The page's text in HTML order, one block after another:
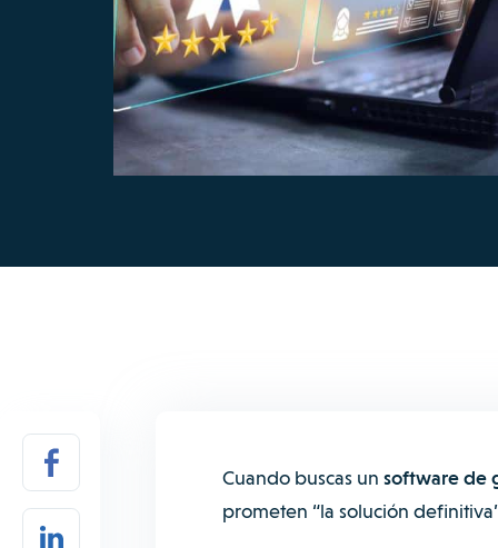
Cuando buscas un software de
prometen “la solución